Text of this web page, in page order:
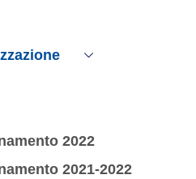
2022
2021-2022